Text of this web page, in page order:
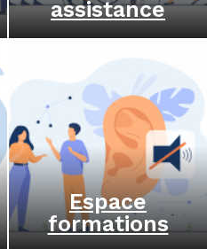
assistance
Espace
formations